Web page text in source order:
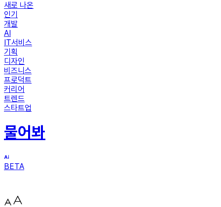
새로 나온
인기
개발
AI
IT서비스
기획
디자인
비즈니스
프로덕트
커리어
트렌드
스타트업
물어봐
BETA